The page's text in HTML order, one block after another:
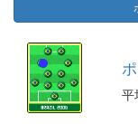
平